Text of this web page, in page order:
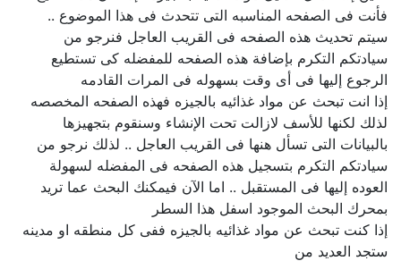
فأنت فى الصفحه المناسبه التى تتحدث فى هذا الموضوع ..
سيتم تحديث هذه الصفحه فى القريب العاجل فنرجو من
سيادتكم التكرم بإضافة هذه الصفحه للمفضله كى تستطيع
الرجوع إليها فى أى وقت بسهوله فى المرات القادمه
إذا انت تبحث عن مواد غذائيه بالجيزه فهذه الصفحه المخصصه
لذلك لكنها للأسف لازالت تحت الإنشاء وسنقوم بتجهيزها
بالبيانات التى تسأل هنها فى القريب العاجل .. لذلك نرجو من
سيادتكم التكرم بتسجيل هذه الصفحه فى المفضله لسهولة
العوده إليها فى المستقبل .. اما الآن فيمكنك البحث عما تريد
بمحرك البحث الموجود اسفل هذا السطر
إذا كنت تبحث عن مواد غذائيه بالجيزه ففى كل منطقه او مدينه
ستجد العديد من